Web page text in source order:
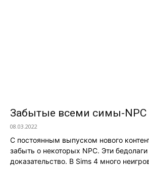
Забытые всеми симы-NPC
08.03.2022
С постоянным выпуском нового
забыть о некоторых NPC. Эти
доказательство. В Sims 4 много